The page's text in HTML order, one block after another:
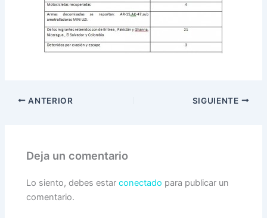
ANTERIOR SIGUIENTE
Deja un comentario
Lo siento, debes estarconectado para publicar un
comentario.